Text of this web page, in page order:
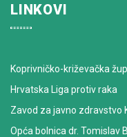
LINKOVI
Koprivničko-križevačka
Hrvatska Liga protiv raka
Zavod za javno zdravstvo
Opća bolnica dr. Tomislav